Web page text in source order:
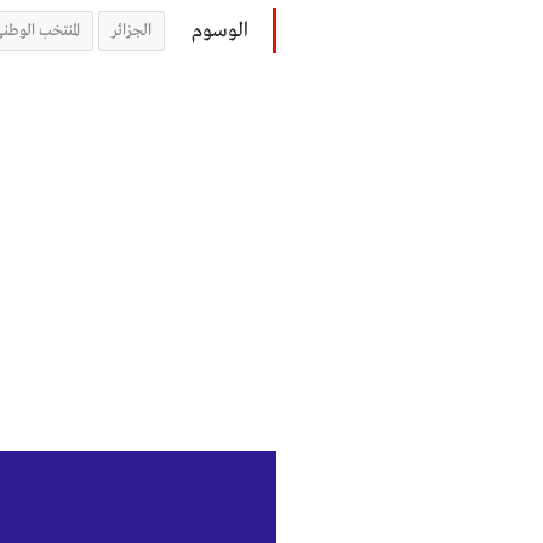
الوسوم الجزائر المنتخب